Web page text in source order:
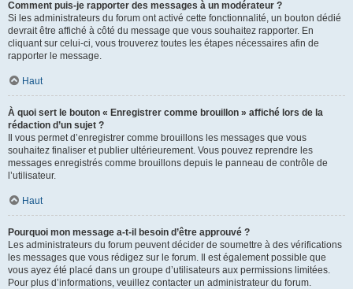
Comment puis-je rapporter des messages à un modérateur ?
Si les administrateurs du forum ont activé cette fonctionnalité, un bouton dédié
devrait être affiché à côté du message que vous souhaitez rapporter. En
cliquant sur celui-ci, vous trouverez toutes les étapes nécessaires afin de
rapporter le message.
Haut
À quoi sert le bouton « Enregistrer comme brouillon » affiché lors de la
rédaction d’un sujet ?
Il vous permet d’enregistrer comme brouillons les messages que vous
souhaitez finaliser et publier ultérieurement. Vous pouvez reprendre les
messages enregistrés comme brouillons depuis le panneau de contrôle de
l’utilisateur.
Haut
Pourquoi mon message a-t-il besoin d’être approuvé ?
Les administrateurs du forum peuvent décider de soumettre à des vérifications
les messages que vous rédigez sur le forum. Il est également possible que
vous ayez été placé dans un groupe d’utilisateurs aux permissions limitées.
Pour plus d’informations, veuillez contacter un administrateur du forum.